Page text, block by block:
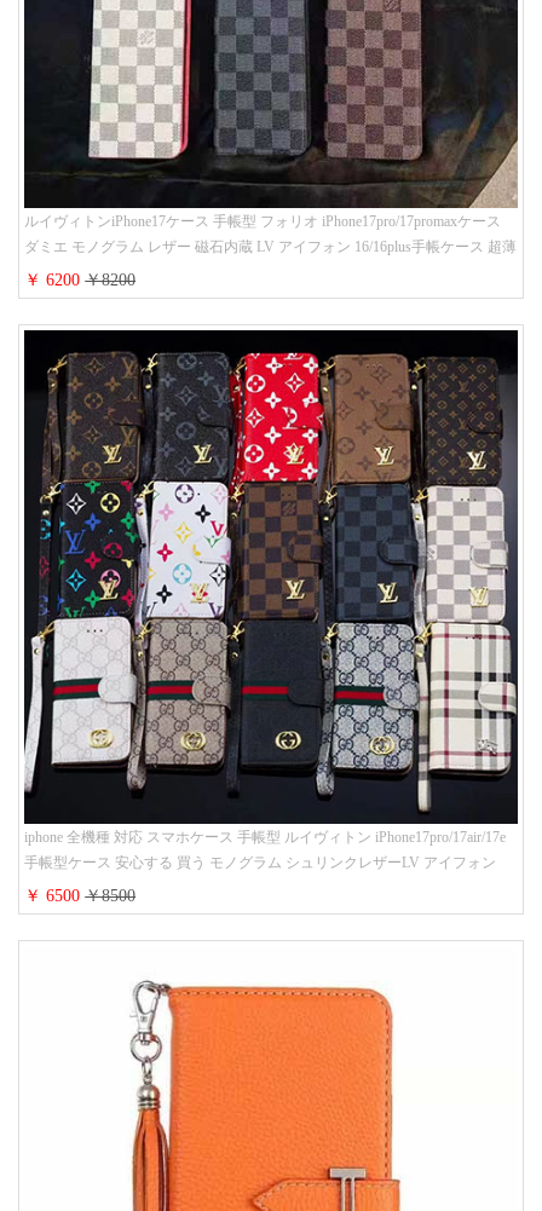
ルイヴィトンiPhone17ケース 手帳型 フォリオ iPhone17pro/17promaxケース
ダミエ モノグラム レザー 磁石内蔵 LV アイフォン 16/16plus手帳ケース 超薄
ビジネス風 メンズ レディース おしゃれ ブランドiphone15/14/13手帳型スマ
ホケース お 揃い
￥ 6200￥8200
iphone 全機種 対応 スマホケース 手帳型 ルイヴィトン iPhone17pro/17air/17e
手帳型ケース 安心する 買う モノグラム シュリンクレザーLV アイフォン
16/16promaxスマホケース 手帳 多機能 グッチiphone15pro/14/13携帯ケース 大
人 レディース メンズ ストラップ付き
￥ 6500￥8500